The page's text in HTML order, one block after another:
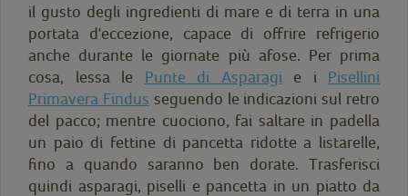
il gusto degli ingredienti di mare e di terra in una
portata d'eccezione, capace di offrire refrigerio
anche durante le giornate più afose. Per prima
cosa, lessa le Punte di Asparagi e i Pisellini
Primavera Findus seguendo le indicazioni sul retro
del pacco; mentre cuociono, fai saltare in padella
un paio di fettine di pancetta ridotte a listarelle,
fino a quando saranno ben dorate. Trasferisci
quindi asparagi, piselli e pancetta in un piatto da